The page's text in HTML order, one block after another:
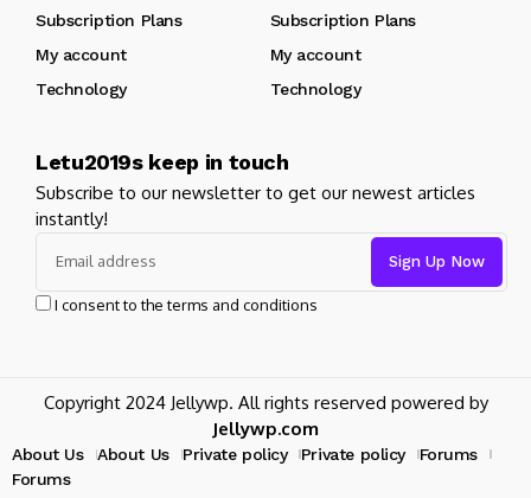
Subscription Plans
Subscription Plans
My account
My account
Technology
Technology
Letu2019s keep in touch
Subscribe to our newsletter to get our newest articles
instantly!
I consent to the terms and conditions
Copyright 2024 Jellywp. All rights reserved powered by
Jellywp.com
About Us About Us Private policy Private policy
Forums
Forums